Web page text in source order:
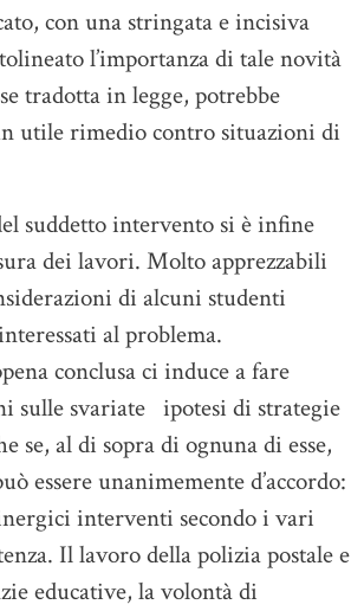
con una stringata e incisiva
l’importanza di tale novità
tradotta in legge, potrebbe
utile rimedio contro situazioni di
suddetto intervento si è infine
dei lavori. Molto apprezzabili
di alcuni studenti
al problema.
conclusa ci induce a fare
sulle svariate ipotesi di strategie
se, al di sopra di ognuna di esse,
essere unanimemente d’accordo:
interventi secondo i vari
Il lavoro della polizia postale e
educative, la volontà di